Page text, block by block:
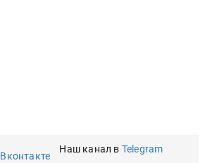
Вконтакте
Наш канал в Telegram